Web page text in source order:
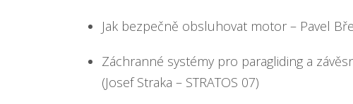
Jak bezpečně obsluhovat motor – Pavel
Záchranné systémy pro paragliding a
(Josef Straka – STRATOS 07)